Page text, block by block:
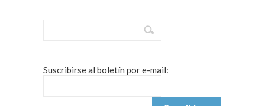
Suscribirse al boletín por e-mail: